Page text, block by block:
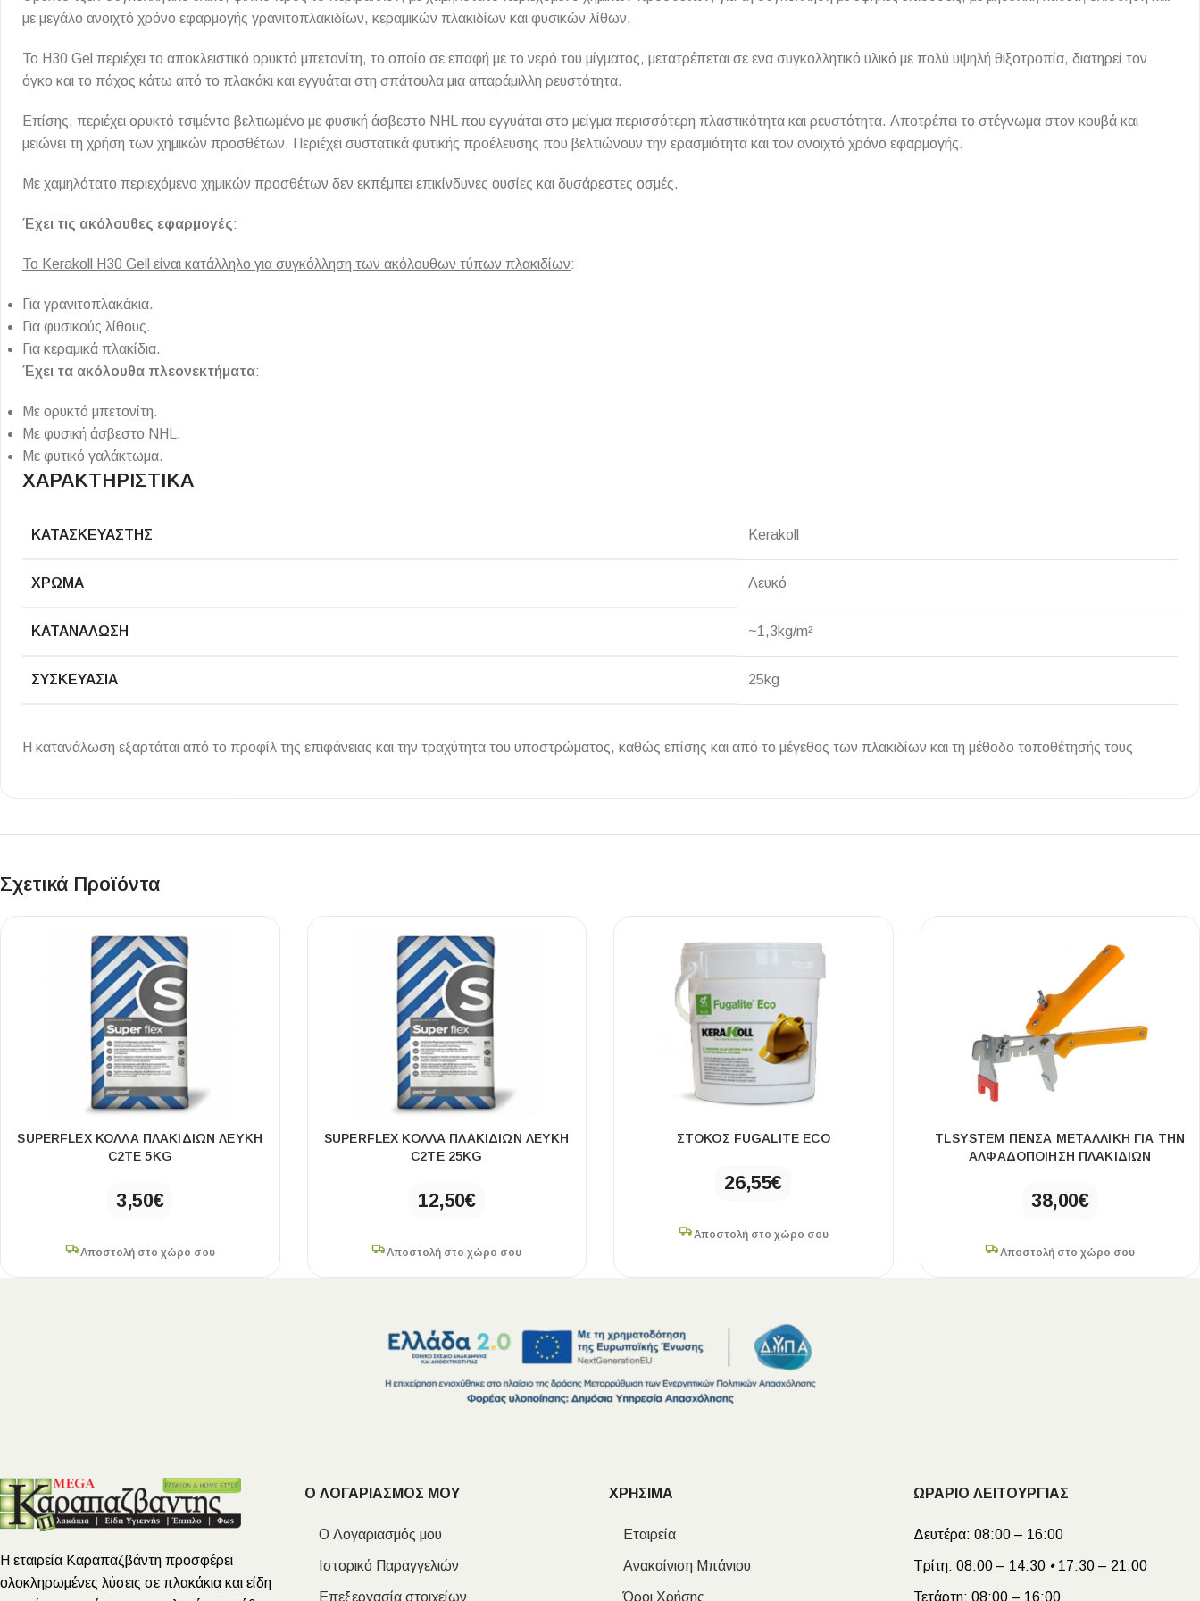
Επένδυσης Τοίχου
Ειδικά Τεμάχια
ΠΟΙΟΤΗΤΑ
Μοντέρνο μαύρο ματ, μαρμάρινο εφέ, ρεκτιφιέ πλακίδιο πορσελάνης
με μεγάλο ανοιχτό χρόνο εφαρμογής γρανιτοπλακιδίων, κεραμικών πλακιδίων και φυσικών λίθων.
Το H30 Gel περιέχει το αποκλειστικό ορυκτό μπετονίτη, το οποίο σε επαφή με το νερό του μίγματος, μετατρέπεται σε ενα συγκολλητικό υλικό με πολύ υψηλή θιξοτροπία, διατηρεί τον
όγκο και το πάχος κάτω από το πλακάκι και εγγυάται στη σπάτουλα μια απαράμιλλη ρευστότητα.
Επίσης, περιέχει ορυκτό τσιμέντο βελτιωμένο με φυσική άσβεστο NHL που εγγυάται στο μείγμα περισσότερη πλαστικότητα και ρευστότητα. Αποτρέπει το στέγνωμα στον κουβά και
μειώνει τη χρήση των χημικών προσθέτων. Περιέχει συστατικά φυτικής προέλευσης που βελτιώνουν την ερασμιότητα και τον ανοιχτό χρόνο εφαρμογής.
Με χαμηλότατο περιεχόμενο χημικών προσθέτων δεν εκπέμπει επικίνδυνες ουσίες και δυσάρεστες οσμές.
Έχει τις ακόλουθες εφαρμογές:
Το Kerakoll H30 Gell είναι κατάλληλο για συγκόλληση των ακόλουθων τύπων πλακιδίων:
Για γρανιτοπλακάκια.
Για φυσικούς λίθους.
Για κεραμικά πλακίδια.
Έχει τα ακόλουθα πλεονεκτήματα:
Με ορυκτό μπετονίτη.
Με φυσική άσβεστο NHL.
Με φυτικό γαλάκτωμα.
ΧΑΡΑΚΤΗΡΙΣΤΙΚΑ
ΚΑΤΑΣΚΕΥΑΣΤΉΣ Kerakoll
ΧΡΏΜΑ Λευκό
ΚΑΤΑΝΆΛΩΣΗ ~1,3kg/m²
ΣΥΣΚΕΥΑΣΊΑ 25kg
Η κατανάλωση εξαρτάται από το προφίλ της επιφάνειας και την τραχύτητα του υποστρώματος, καθώς επίσης και από το μέγεθος των πλακιδίων και τη μέθοδο τοποθέτησής τους
Σχετικά Προϊόντα
SUPERFLEX ΚΟΛΛΑ ΠΛΑΚΙΔΙΩΝ ΛΕΥΚΗ
C2ΤE 5KG
3,50€
Αποστολή στο χώρο σου
SUPERFLEX ΚΟΛΛΑ ΠΛΑΚΙΔΙΩΝ ΛΕΥΚΗ
C2ΤE 25KG
12,50€
Αποστολή στο χώρο σου
ΣΤΟΚΟΣ FUGALITE ECO
26,55€
Αποστολή στο χώρο σου
TLSYSTEM ΠΕΝΣΑ ΜΕΤΑΛΛΙΚΗ ΓΙΑ ΤΗΝ
ΑΛΦΑΔΟΠΟΙΗΣΗ ΠΛΑΚΙΔΙΩΝ
38,00€
Αποστολή στο χώρο σου
Η εταιρεία Καραπαζβάντη προσφέρει
ολοκληρωμένες λύσεις σε πλακάκια και είδη
Ο ΛΟΓΑΡΙΑΣΜΟΣ ΜΟΥ
Ο Λογαριασμός μου
Ιστορικό Παραγγελιών
Επεξεργασία στοιχείων
ΧΡΗΣΙΜΑ
Εταιρεία
Ανακαίνιση Μπάνιου
Όροι Χρήσης
ΩΡΑΡΙΟ ΛΕΙΤΟΥΡΓΙΑΣ
Δευτέρα: 08:00 – 16:00
Τρίτη: 08:00 – 14:30 •17:30 – 21:00
Τετάρτη: 08:00 – 16:00